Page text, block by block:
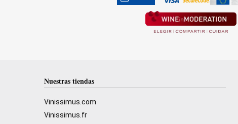
Nuestras tiendas
Vinissimus.com
Vinissimus.fr